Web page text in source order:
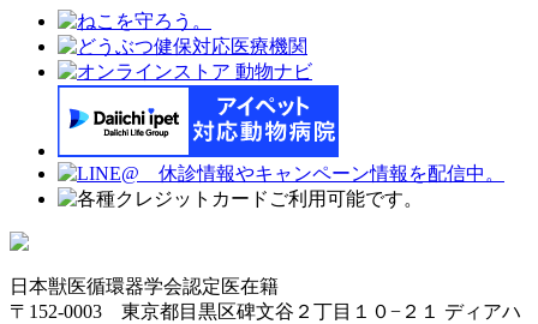
日本獣医循環器学会認定医在籍
〒152-0003 東京都目黒区碑文谷２丁目１０−２１ ディアハ